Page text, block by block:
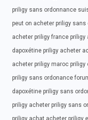
priligy sans ordonnance
peut on acheter priligy
acheter priligy france
dapoxétine priligy acheter
acheter priligy maroc priligy
priligy sans ordonance
dapoxétine priligy sans
priligy acheter priligy sans
priligy achat acheter priligy